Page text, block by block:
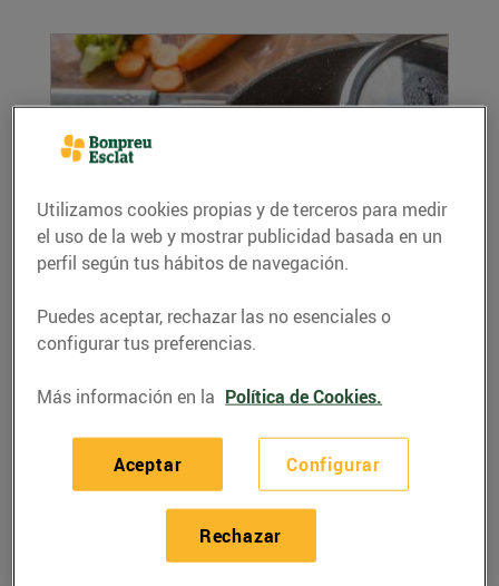
Cuina al vapor, saludable i nutritiva
Cuinar al vapor té molts avantatges, ja que és
una de les maneres més saludables que hi ha
LEER MÁS
Utilizamos cookies propias y de terceros para medir
el uso de la web y mostrar publicidad basada en un
perfil según tus hábitos de navegación.
Puedes aceptar, rechazar las no esenciales o
configurar tus preferencias.
Más información en la Política de Cookies.
Configurar
Rechazar
Aceptar